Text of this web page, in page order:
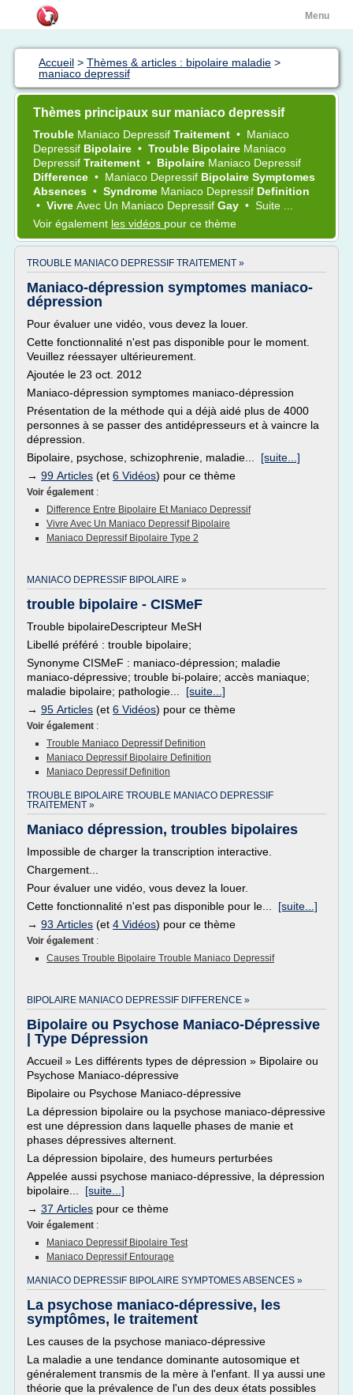
Menu
Accueil > Thèmes & articles : bipolaire maladie >
maniaco depressif
Thèmes principaux sur maniaco depressif
Trouble Maniaco Depressif Traitement • Maniaco
Depressif Bipolaire • Trouble Bipolaire Maniaco
Depressif Traitement • Bipolaire Maniaco Depressif
Difference • Maniaco Depressif Bipolaire Symptomes
Absences • Syndrome Maniaco Depressif Definition
• Vivre Avec Un Maniaco Depressif Gay • Suite ...
Voir également les vidéos pour ce thème
TROUBLE MANIACO DEPRESSIF TRAITEMENT »
Maniaco-dépression symptomes maniaco-
dépression
Pour évaluer une vidéo, vous devez la louer.
Cette fonctionnalité n'est pas disponible pour le moment.
Veuillez réessayer ultérieurement.
Ajoutée le 23 oct. 2012
Maniaco-dépression symptomes maniaco-dépression
Présentation de la méthode qui a déjà aidé plus de 4000
personnes à se passer des antidépresseurs et à vaincre la
dépression.
Bipolaire, psychose, schizophrenie, maladie... [suite...]
→ 99 Articles (et 6 Vidéos) pour ce thème
Voir également :
Difference Entre Bipolaire Et Maniaco Depressif
Vivre Avec Un Maniaco Depressif Bipolaire
Maniaco Depressif Bipolaire Type 2
MANIACO DEPRESSIF BIPOLAIRE »
trouble bipolaire - CISMeF
Trouble bipolaireDescripteur MeSH
Libellé préféré : trouble bipolaire;
Synonyme CISMeF : maniaco-dépression; maladie
maniaco-dépressive; trouble bi-polaire; accès maniaque;
maladie bipolaire; pathologie... [suite...]
→ 95 Articles (et 6 Vidéos) pour ce thème
Voir également :
Trouble Maniaco Depressif Definition
Maniaco Depressif Bipolaire Definition
Maniaco Depressif Definition
TROUBLE BIPOLAIRE TROUBLE MANIACO DEPRESSIF
TRAITEMENT »
Maniaco dépression, troubles bipolaires
Impossible de charger la transcription interactive.
Chargement...
Pour évaluer une vidéo, vous devez la louer.
Cette fonctionnalité n'est pas disponible pour le... [suite...]
→ 93 Articles (et 4 Vidéos) pour ce thème
Voir également :
Causes Trouble Bipolaire Trouble Maniaco Depressif
BIPOLAIRE MANIACO DEPRESSIF DIFFERENCE »
Bipolaire ou Psychose Maniaco-Dépressive
| Type Dépression
Accueil » Les différents types de dépression » Bipolaire ou
Psychose Maniaco-dépressive
Bipolaire ou Psychose Maniaco-dépressive
La dépression bipolaire ou la psychose maniaco-dépressive
est une dépression dans laquelle phases de manie et
phases dépressives alternent.
La dépression bipolaire, des humeurs perturbées
Appelée aussi psychose maniaco-dépressive, la dépression
bipolaire... [suite...]
→ 37 Articles pour ce thème
Voir également :
Maniaco Depressif Bipolaire Test
Maniaco Depressif Entourage
MANIACO DEPRESSIF BIPOLAIRE SYMPTOMES ABSENCES »
La psychose maniaco-dépressive, les
symptômes, le traitement
Les causes de la psychose maniaco-dépressive
La maladie a une tendance dominante autosomique et
généralement transmis de la mère à l'enfant. Il ya aussi une
théorie que la prévalence de l'un des deux états possibles